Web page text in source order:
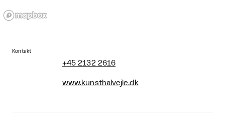
Kontakt
+45 2132 2616
www.kunsthalvejle.dk